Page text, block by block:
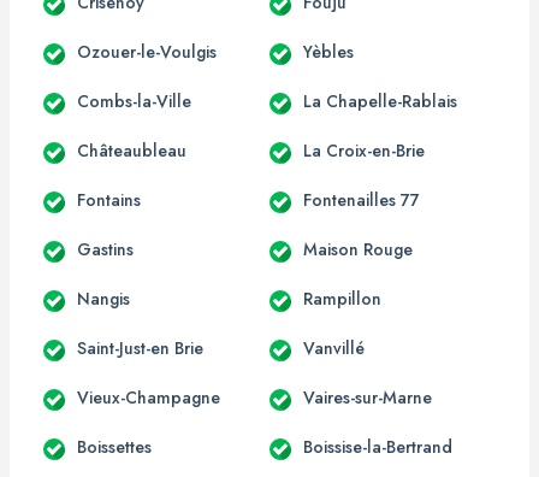
Ozouer-le-Voulgis Yèbles
Combs-la-Ville La Chapelle-Rablais
Châteaubleau La Croix-en-Brie
Fontains Fontenailles 77
Gastins Maison Rouge
Nangis Rampillon
Saint-Just-en Brie Vanvillé
Vieux-Champagne Vaires-sur-Marne
Boissettes Boissise-la-Bertrand